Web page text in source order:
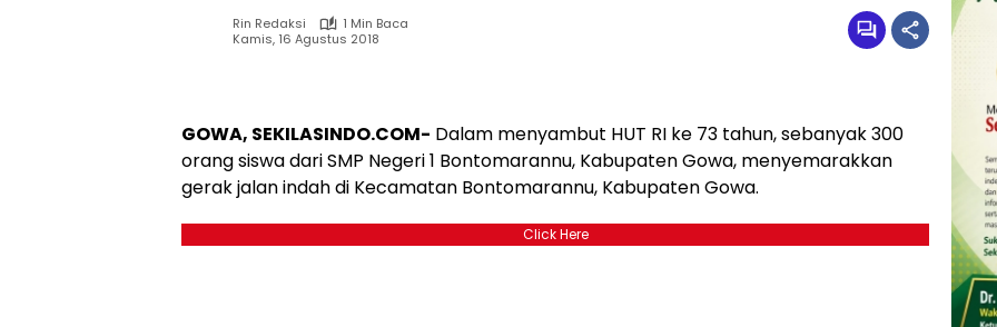
Rin Redaksi
1 Min Baca
Kamis, 16 Agustus 2018
GOWA, SEKILASINDO.COM- Dalam menyambut HUT RI ke 73 tahun, sebanyak 300
orang siswa dari SMP Negeri 1 Bontomarannu, Kabupaten Gowa, menyemarakkan
gerak jalan indah di Kecamatan Bontomarannu, Kabupaten Gowa.
Click Here